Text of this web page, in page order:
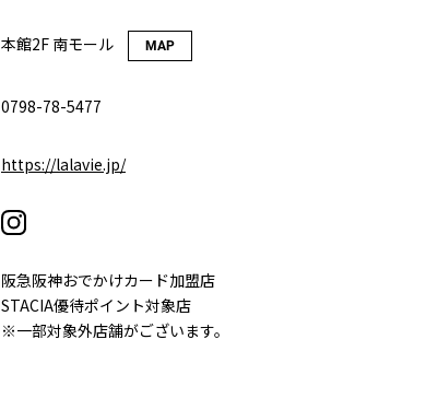
本館2F 南モール MAP
0798-78-5477
https://lalavie.jp/
阪急阪神おでかけカード加盟店
STACIA優待ポイント対象店
※一部対象外店舗がございます。